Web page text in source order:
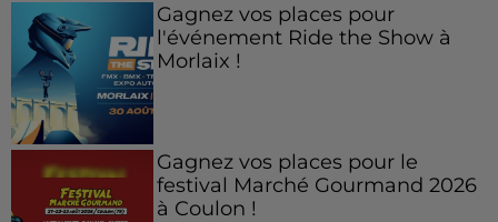
Gagnez vos places pour
l'événement Ride the Show à
Morlaix !
Gagnez vos places pour le
festival Marché Gourmand 2026
à Coulon !